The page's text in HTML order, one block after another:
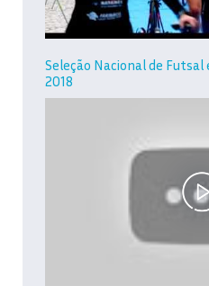
Seleção Nacional de Futsal
2018